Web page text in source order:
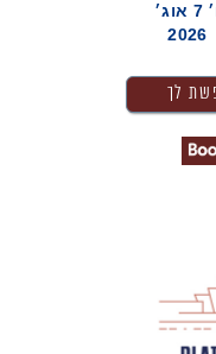
ו׳ 7 אוג׳
2026